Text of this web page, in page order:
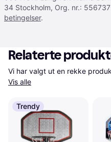
34 Stockholm, Org. nr.:
betingelser.
Relaterte
Vis alle
Trendy